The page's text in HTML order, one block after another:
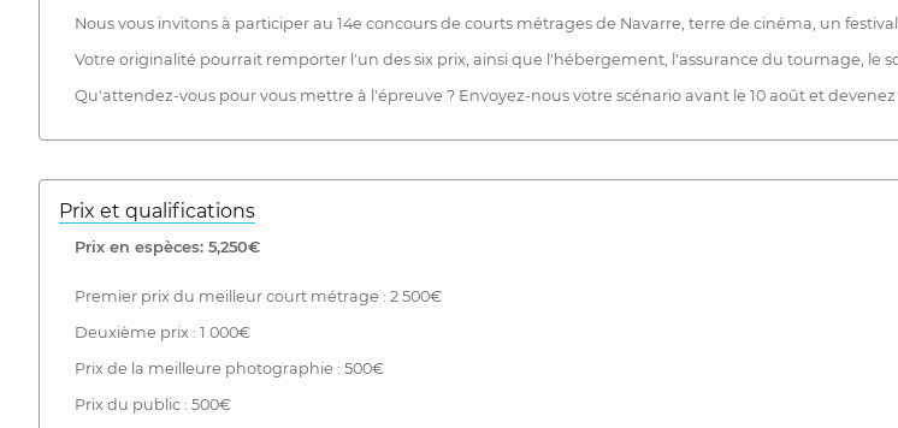
Nous vous invitons à participer au 14e concours de courts métrages de Navarre, terre de cinéma, un
Votre originalité pourrait remporter l'un des six prix, ainsi que l'hébergement, l'assurance du tournage, le
Qu'attendez-vous pour vous mettre à l'épreuve ? Envoyez-nous votre scénario avant le 10 août et
Prix ​​et qualifications
Prix ​​en espèces: 5,250€
Premier prix du meilleur court métrage : 2 500€
Deuxième prix : 1 000€
Prix de la meilleure photographie : 500€
Prix du public : 500€